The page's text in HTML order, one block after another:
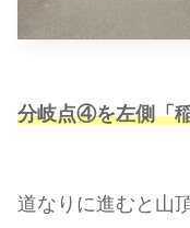
分岐点④を左側「
道なりに進むと山